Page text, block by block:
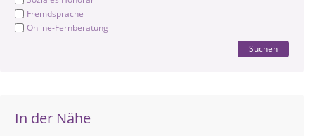
Fremdsprache
Online-Fernberatung
Suchen
In der Nähe